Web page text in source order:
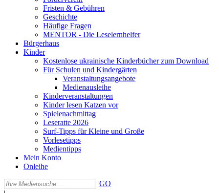
Fristen & Gebühren
Geschichte
Häufige Fragen
MENTOR - Die Leselernhelfer
Bürgerhaus
Kinder
Kostenlose ukrainische Kinderbücher zum Download
Für Schulen und Kindergärten
Veranstaltungsangebote
Medienausleihe
Kinderveranstaltungen
Kinder lesen Katzen vor
Spielenachmittag
Leseratte 2026
Surf-Tipps für Kleine und Große
Vorlesetipps
Medientipps
Mein Konto
Onleihe
GO